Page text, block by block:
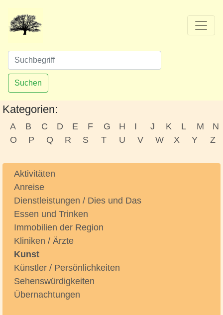
Suchen
Kategorien:
A B C D E F G H I J K L M
N
O
P Q R S T U V W X Y Z
Aktivitäten
Anreise
Dienstleistungen / Dies und Das
Essen und Trinken
Immobilien der Region
Kliniken / Ärzte
Kunst
Künstler / Persönlichkeiten
Sehenswürdigkeiten
Übernachtungen